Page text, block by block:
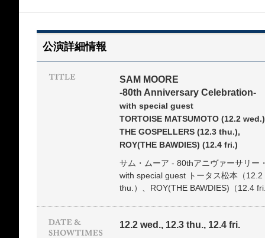
公演詳細情報
SAM MOORE
-80th Anniversary Celebration-
with special guest
TORTOISE MATSUMOTO (12.2
THE GOSPELLERS (12.3 thu.),
ROY(THE BAWDIES) (12.4 fri.)
サム・ムーア - 80thアニヴァーサリー
with special guest トータス松本（
thu.）、ROY(THE BAWDIES)（12.4
12.2 wed., 12.3 thu., 12.4 fri.